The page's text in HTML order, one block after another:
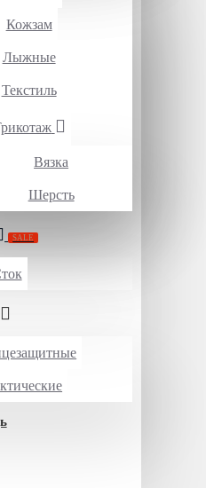
Кожзам
Лыжные
Текстиль
Вязка
Шерсть
SALE